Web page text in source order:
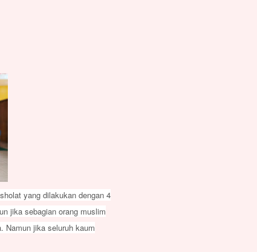
yang dilakukan dengan 4
jika sebagian orang muslim
Namun jika seluruh kaum